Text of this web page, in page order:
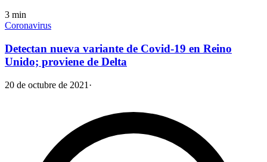
3 min
Coronavirus
Detectan nueva variante de Covid-19 en Reino
Unido; proviene de Delta
20 de octubre de 2021 ·